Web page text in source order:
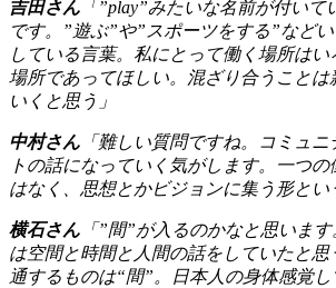
吉田さん 「”play”みたいな名前が付い
です。”遊ぶ”や”スポーツをする”など
している言葉。私にとって働く場所は
場所であってほしい。混ざり合うことは
いくと思う」
中村さん 「難しい質問ですね。コミュ
トの話になっていく気がします。一つ
はなく、思想とかビジョンに集う形とい
横石さん 「”間”が入るのかなと思いま
は空間と時間と人間の話をしていたと
通するものは“間”。日本人の身体感覚